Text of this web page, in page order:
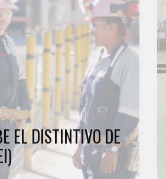
EL DISTINTIVO DE